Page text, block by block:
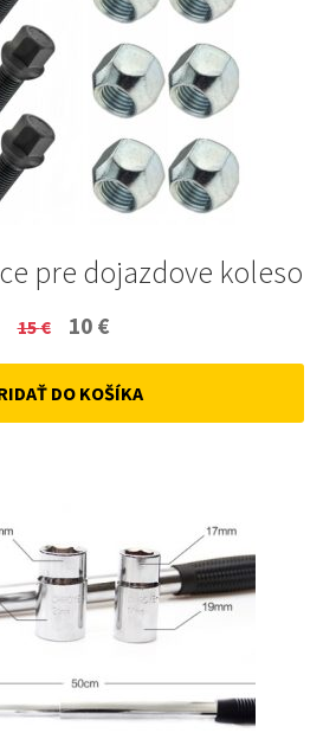
pre dojazdove koleso
15€
Original
price
was:
10 €
price
is:
DO KOŠÍKA